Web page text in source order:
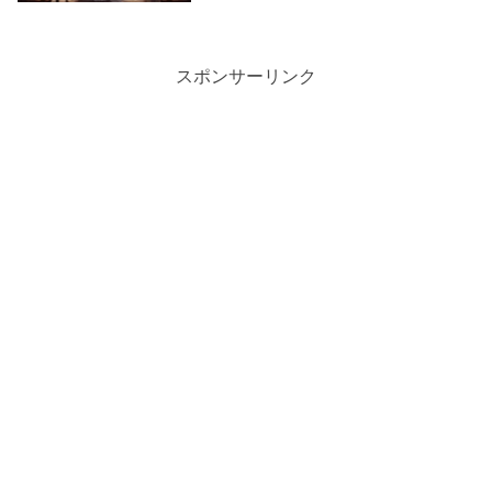
スポンサーリンク